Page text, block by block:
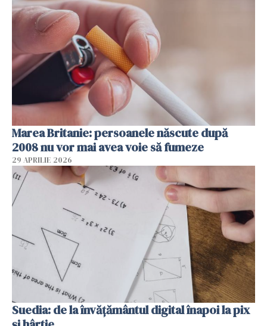
Marea Britanie: persoanele născute după
2008 nu vor mai avea voie să fumeze
29 APRILIE 2026
Suedia: de la învățământul digital înapoi la pix